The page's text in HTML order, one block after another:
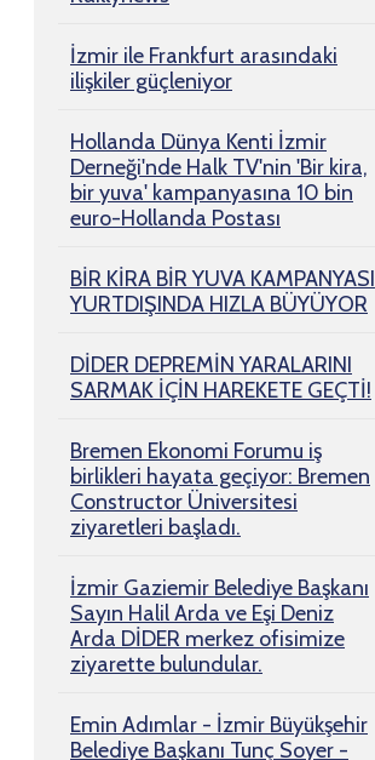
İzmir ile Frankfurt arasındaki
ilişkiler güçleniyor
Hollanda Dünya Kenti İzmir
Derneği'nde Halk TV'nin 'Bir kira,
bir yuva' kampanyasına 10 bin
euro-Hollanda Postası
BİR KİRA BİR YUVA KAMPANYASI
YURTDIŞINDA HIZLA BÜYÜYOR
DİDER DEPREMİN YARALARINI
SARMAK İÇİN HAREKETE GEÇTİ!
Bremen Ekonomi Forumu iş
birlikleri hayata geçiyor: Bremen
Constructor Üniversitesi
ziyaretleri başladı.
İzmir Gaziemir Belediye Başkanı
Sayın Halil Arda ve Eşi Deniz
Arda DİDER merkez ofisimize
ziyarette bulundular.
Emin Adımlar - İzmir Büyükşehir
Belediye Başkanı Tunç Soyer -